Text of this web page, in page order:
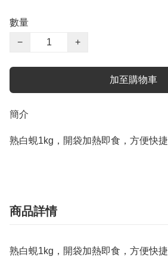
數量
−
+
加至購物車
簡介
熟白蜆1kg，開袋加熱即食，方便快捷
商品詳情
熟白蜆1kg，開袋加熱即食，方便快捷